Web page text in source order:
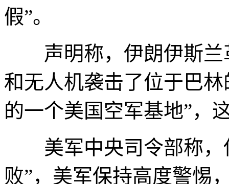
假”。
声明称，伊朗伊斯兰
和无人机袭击了位于巴
的一个美国空军基地”，
美军中央司令部称，
败”，美军保持高度警惕